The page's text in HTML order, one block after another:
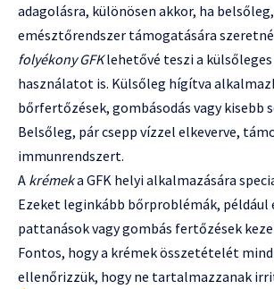
adagolásra, különösen akkor, ha
emésztőrendszer támogatására
folyékony GFKlehetővé teszi a külsőleges
használatot is. Külsőleg hígítva
bőrfertőzések, gombásodás vagy kisebb
Belsőleg, pár csepp vízzel elkeverve,
immunrendszert.
A krémeka GFK helyi alkalmazására
Ezeket leginkább bőrproblémák, például
pattanások vagy gombás fertőzések
Fontos, hogy a krémek összetételét
ellenőrizzük, hogy ne tartalmazzanak